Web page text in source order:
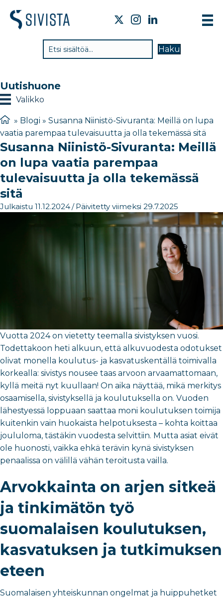
Haku
Uutishuone
Valikko
» Blogi » Susanna Niinistö-Sivuranta: Meillä on lupa
vaatia parempaa tulevaisuutta ja olla tekemässä sitä
Susanna Niinistö-Sivuranta: Meillä
on lupa vaatia parempaa
tulevaisuutta ja olla tekemässä
sitä
Julkaistu 11.12.2024/ Päivitetty viimeksi 29.7.2025
Vuotta 2024 on vietetty teemalla sivistyksen vuosi.
Todettakoon heti alkuun, että alkuvuodesta odotukset
olivat monella koulutus- ja kasvatuskentällä toimivalla
korkealla: sivistys nousee taas arvoon arvaamattomaan,
kyllä meitä nyt kuullaan! On aika näyttää, mikä merkitys
osaamisella, sivistyksellä ja koulutuksella on. Vuoden
lähestyessä loppuaan saattaa moni koulutuksen toimija
kuitenkin vain huokaista helpotuksesta – kohta koittaa
joululoma, tästäkin vuodesta selvittiin. Mutta asiat eivät
ole huonosti, vaikka ehkä terävin kynä sivistyksen
penaalissa on välillä vähän teroitusta vailla.
Arvokkainta on arjen sitkeä
ja tinkimätön työ
suomalaisen koulutuksen,
kasvatuksen ja tutkimuksen
eteen
Suomalaisen yhteiskunnan ongelmat ja huippuhetket